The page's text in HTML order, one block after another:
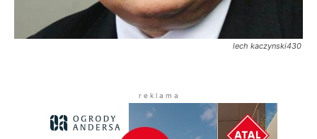
lech kaczynski430
r e k l a m a